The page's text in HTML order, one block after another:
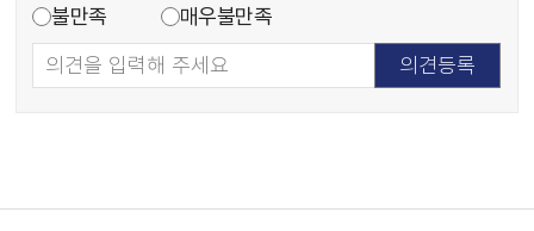
불만족
매우불만족